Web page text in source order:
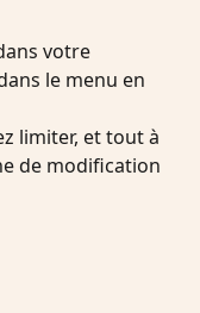
votre
le menu en
limiter, et tout à
de modification